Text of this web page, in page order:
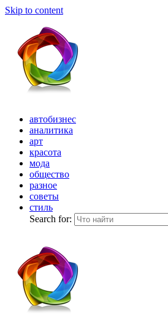
Skip to content
автобизнес
аналитика
арт
красота
мода
общество
разное
советы
стиль
Search for: